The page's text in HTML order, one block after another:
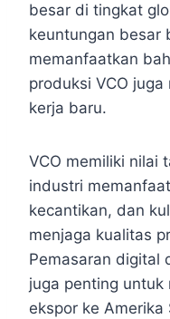
besar di tingkat
keuntungan besar
memanfaatkan
produksi VCO
kerja baru.
VCO memiliki nilai
industri
kecantikan, dan
menjaga kualitas
Pemasaran digital
juga penting untuk
ekspor ke Amerika